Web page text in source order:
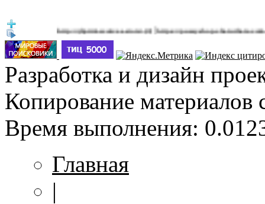
http://jbprimecurves.store/(3)|https://pussyshop.chaturbate.com/male-
Разработка и дизайн
Копирование материалов
Время выполнения:
Главная
|